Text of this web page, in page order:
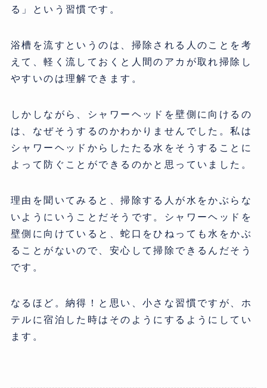
る」という習慣です。
浴槽を流すというのは、掃除される人のことを考
えて、軽く流しておくと人間のアカが取れ掃除し
やすいのは理解できます。
しかしながら、シャワーヘッドを壁側に向けるの
は、なぜそうするのかわかりませんでした。私は
シャワーヘッドからしたたる水をそうすることに
よって防ぐことができるのかと思っていました。
理由を聞いてみると、掃除する人が水をかぶらな
いようにいうことだそうです。シャワーヘッドを
壁側に向けていると、蛇口をひねっても水をかぶ
ることがないので、安心して掃除できるんだそう
です。
なるほど。納得！と思い、小さな習慣ですが、ホ
テルに宿泊した時はそのようにするようにしてい
ます。